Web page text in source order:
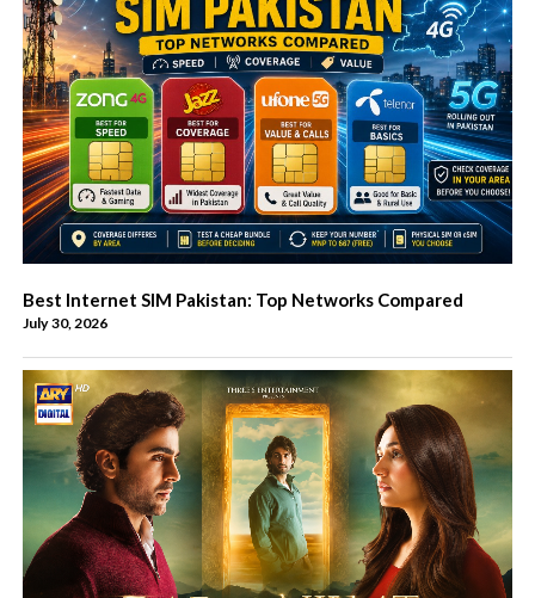
Best Internet SIM Pakistan: Top Networks Compared
July 30, 2026